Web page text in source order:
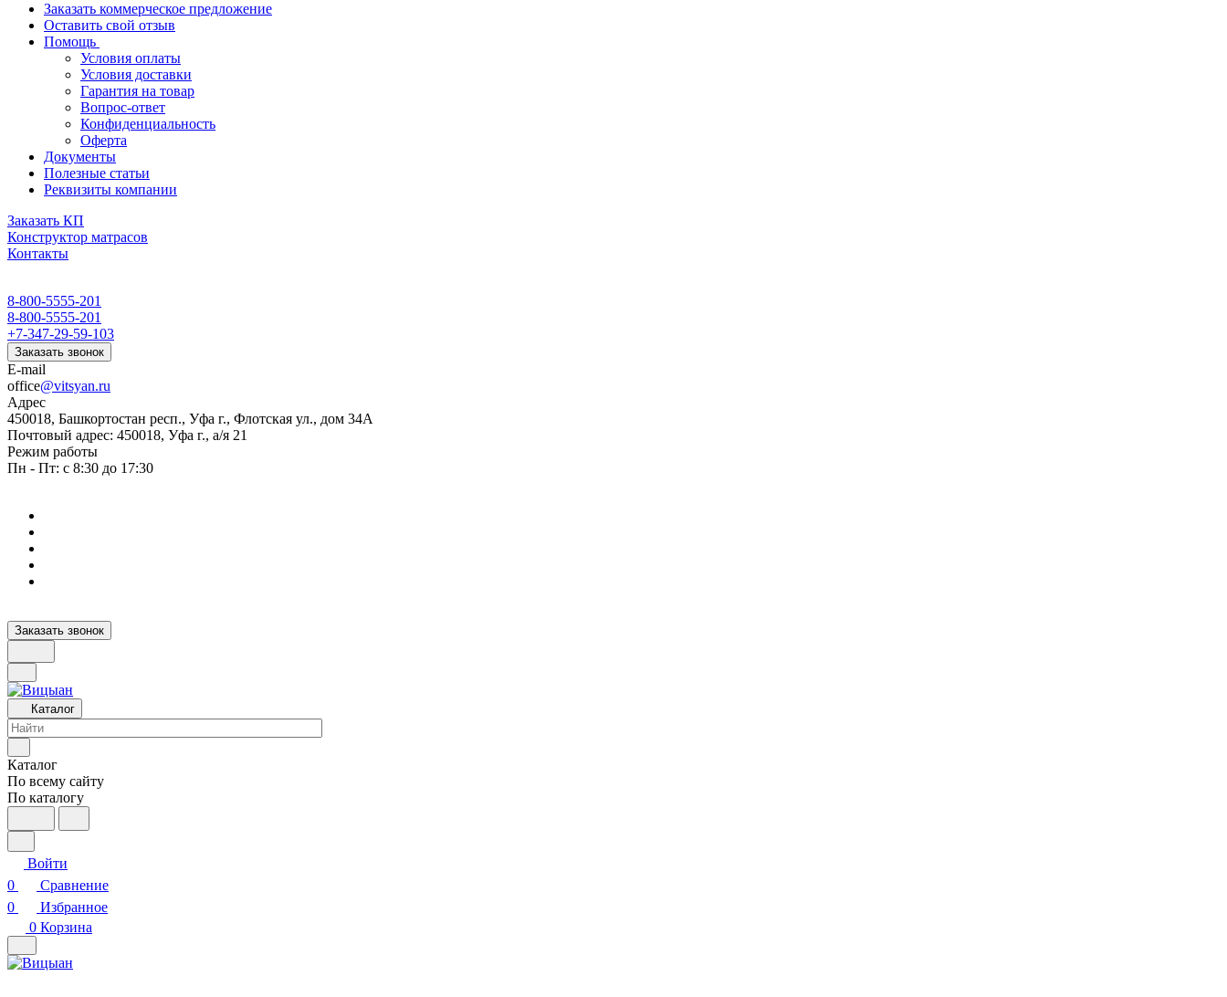
Заказать коммерческое предложение
Оставить свой отзыв
Помощь
Условия оплаты
Условия доставки
Гарантия на товар
Вопрос-ответ
Конфиденциальность
Оферта
Документы
Полезные статьи
Реквизиты компании
Заказать КП
Конструктор матрасов
Контакты
8-800-5555-201
8-800-5555-201
+7-347-29-59-103
Заказать звонок
E-mail
office@vitsyan.ru
Адрес
450018, Башкортостан респ., Уфа г., Флотская ул., дом 34А
Почтовый адрес: 450018, Уфа г., а/я 21
Режим работы
Пн - Пт: с 8:30 до 17:30
Заказать звонок
Каталог
Каталог
По всему сайту
По каталогу
Войти
0
Сравнение
0
Избранное
0 Корзина